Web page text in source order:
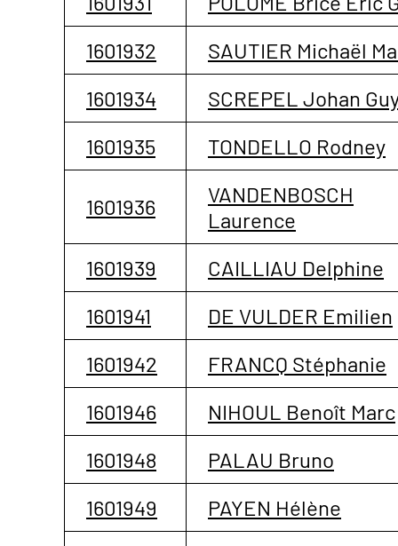
1601932
SAUTIER Michaël
1601934
SCREPEL Johan
1601935
TONDELLO Rodney
1601936
VANDENBOSCH
Laurence
1601939
CAILLIAU Delphine
1601941
DE VULDER Emilien
1601942
FRANCQ Stéphanie
1601946
NIHOUL Benoît Marc
1601948
PALAU Bruno
1601949
PAYEN Hélène